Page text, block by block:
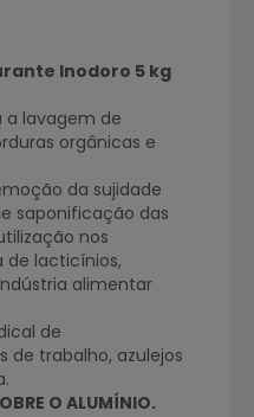
Inodoro 5 kg
a lavagem de
orgânicas e
da sujidade
saponificação das
nos
de lacticínios,
alimentar
de
de trabalho, azulejos
O ALUMÍNIO.